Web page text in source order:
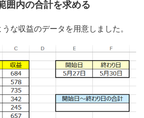
囲内の合計を求める
な収益のデータを用意しました。